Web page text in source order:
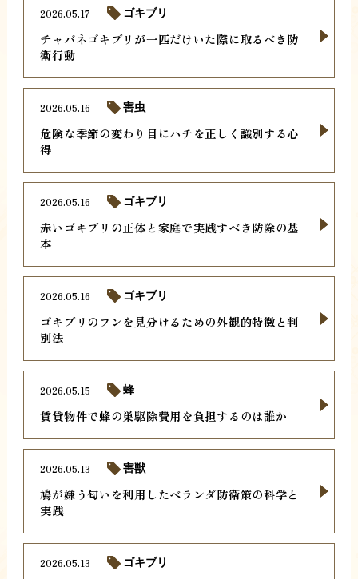
チャバネゴキブリが一匹だけいた際に取るべき防
衛行動
2026.05.17 ゴキブリ
危険な季節の変わり目にハチを正しく識別する心
得
2026.05.16 害虫
赤いゴキブリの正体と家庭で実践すべき防除の基
本
2026.05.16 ゴキブリ
ゴキブリのフンを見分けるための外観的特徴と判
別法
2026.05.16 ゴキブリ
賃貸物件で蜂の巣駆除費用を負担するのは誰か
2026.05.15 蜂
鳩が嫌う匂いを利用したベランダ防衛策の科学と
実践
2026.05.13 害獣
2026.05.13 ゴキブリ